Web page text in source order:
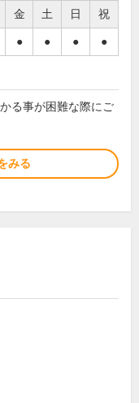
金 土 日 祝
● ● ● ●
る事が困難な際にご
みる